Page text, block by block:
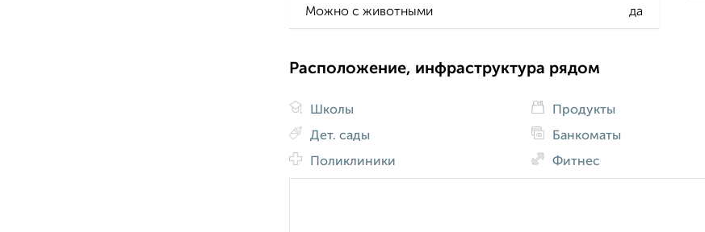
Можно с животными да
Расположение, инфраструктура рядом
Школы
Дет. сады
Поликлиники
Продукты
Банкоматы
Фитнес